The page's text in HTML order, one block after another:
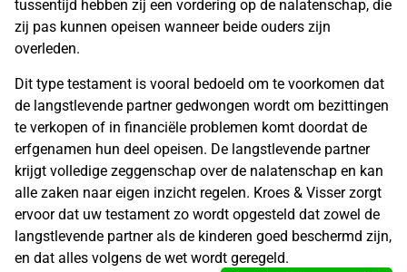
tussentijd hebben zij een vordering op de nalatenschap, die
zij pas kunnen opeisen wanneer beide ouders zijn
overleden.
Dit type testament is vooral bedoeld om te voorkomen dat
de langstlevende partner gedwongen wordt om bezittingen
te verkopen of in financiële problemen komt doordat de
erfgenamen hun deel opeisen. De langstlevende partner
krijgt volledige zeggenschap over de nalatenschap en kan
alle zaken naar eigen inzicht regelen. Kroes & Visser zorgt
ervoor dat uw testament zo wordt opgesteld dat zowel de
langstlevende partner als de kinderen goed beschermd zijn,
en dat alles volgens de wet wordt geregeld.